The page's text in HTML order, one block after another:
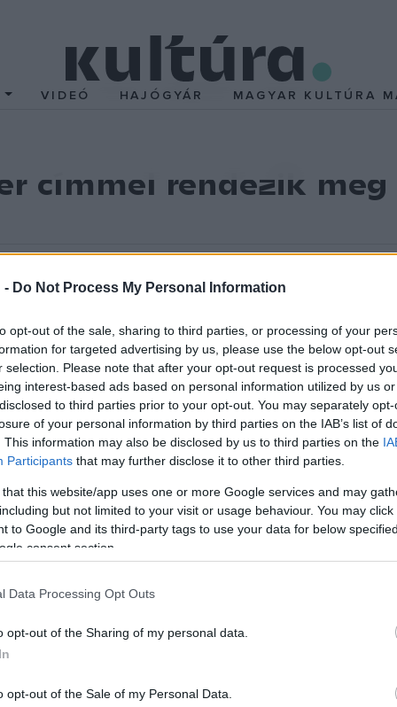
- Do Not Process My Personal Information
opt-out of the sale, sharing to third parties, or processing of your
for targeted advertising by us, please use the below opt-out
selection. Please note that after your opt-out request is processed
interest-based ads based on personal information utilized by us
to third parties prior to your opt-out. You may separately
of your personal information by third parties on the IAB’s list of
This information may also be disclosed by us to third parties on the
Participants that may further disclose it to other third parties.
that this website/app uses one or more Google services and may
but not limited to your visit or usage behaviour. You may
to Google and its third-party tags to use your data for below
consent section.
Data Processing Opt Outs
opt-out of the Sharing of my personal data.
opt-out of the Sale of my Personal Data.
VIDEÓ HAJÓGYÁR MAGYAR KULTÚRA
címmel rendezik meg
Napok ? az eddig megszokott színvonalú előadásokkal,
a modern párkapcsolatokról, az öregedés pszichés
Dúll Andrea, Mérő László,Daubner Béla,Belső Nóra,
Gáboris.
is várja a közönséget, amelyeken szó lesz
párkapcsolati problémák megoldásáról és
és gyakorlatokat ismerhetnek meg a résztvevők, a
és a pszichiátria összefonódásába, a Mindennapi
részlegen olyan hallgatók, fiatal kutatók mutatkoznak be,
túli és külföldi egyetemek hallgatói előtt, akik a